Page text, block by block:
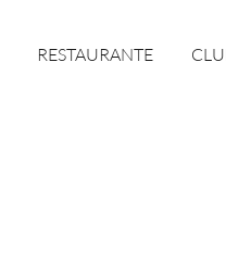
RESTAURANTE